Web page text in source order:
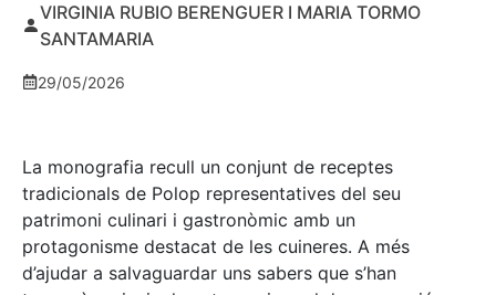
VIRGINIA RUBIO BERENGUER I MARIA TORMO
SANTAMARIA
29/05/2026
La monografia recull un conjunt de receptes
tradicionals de Polop representatives del seu
patrimoni culinari i gastronòmic amb un
protagonisme destacat de les cuineres. A més
d’ajudar a salvaguardar uns sabers que s’han